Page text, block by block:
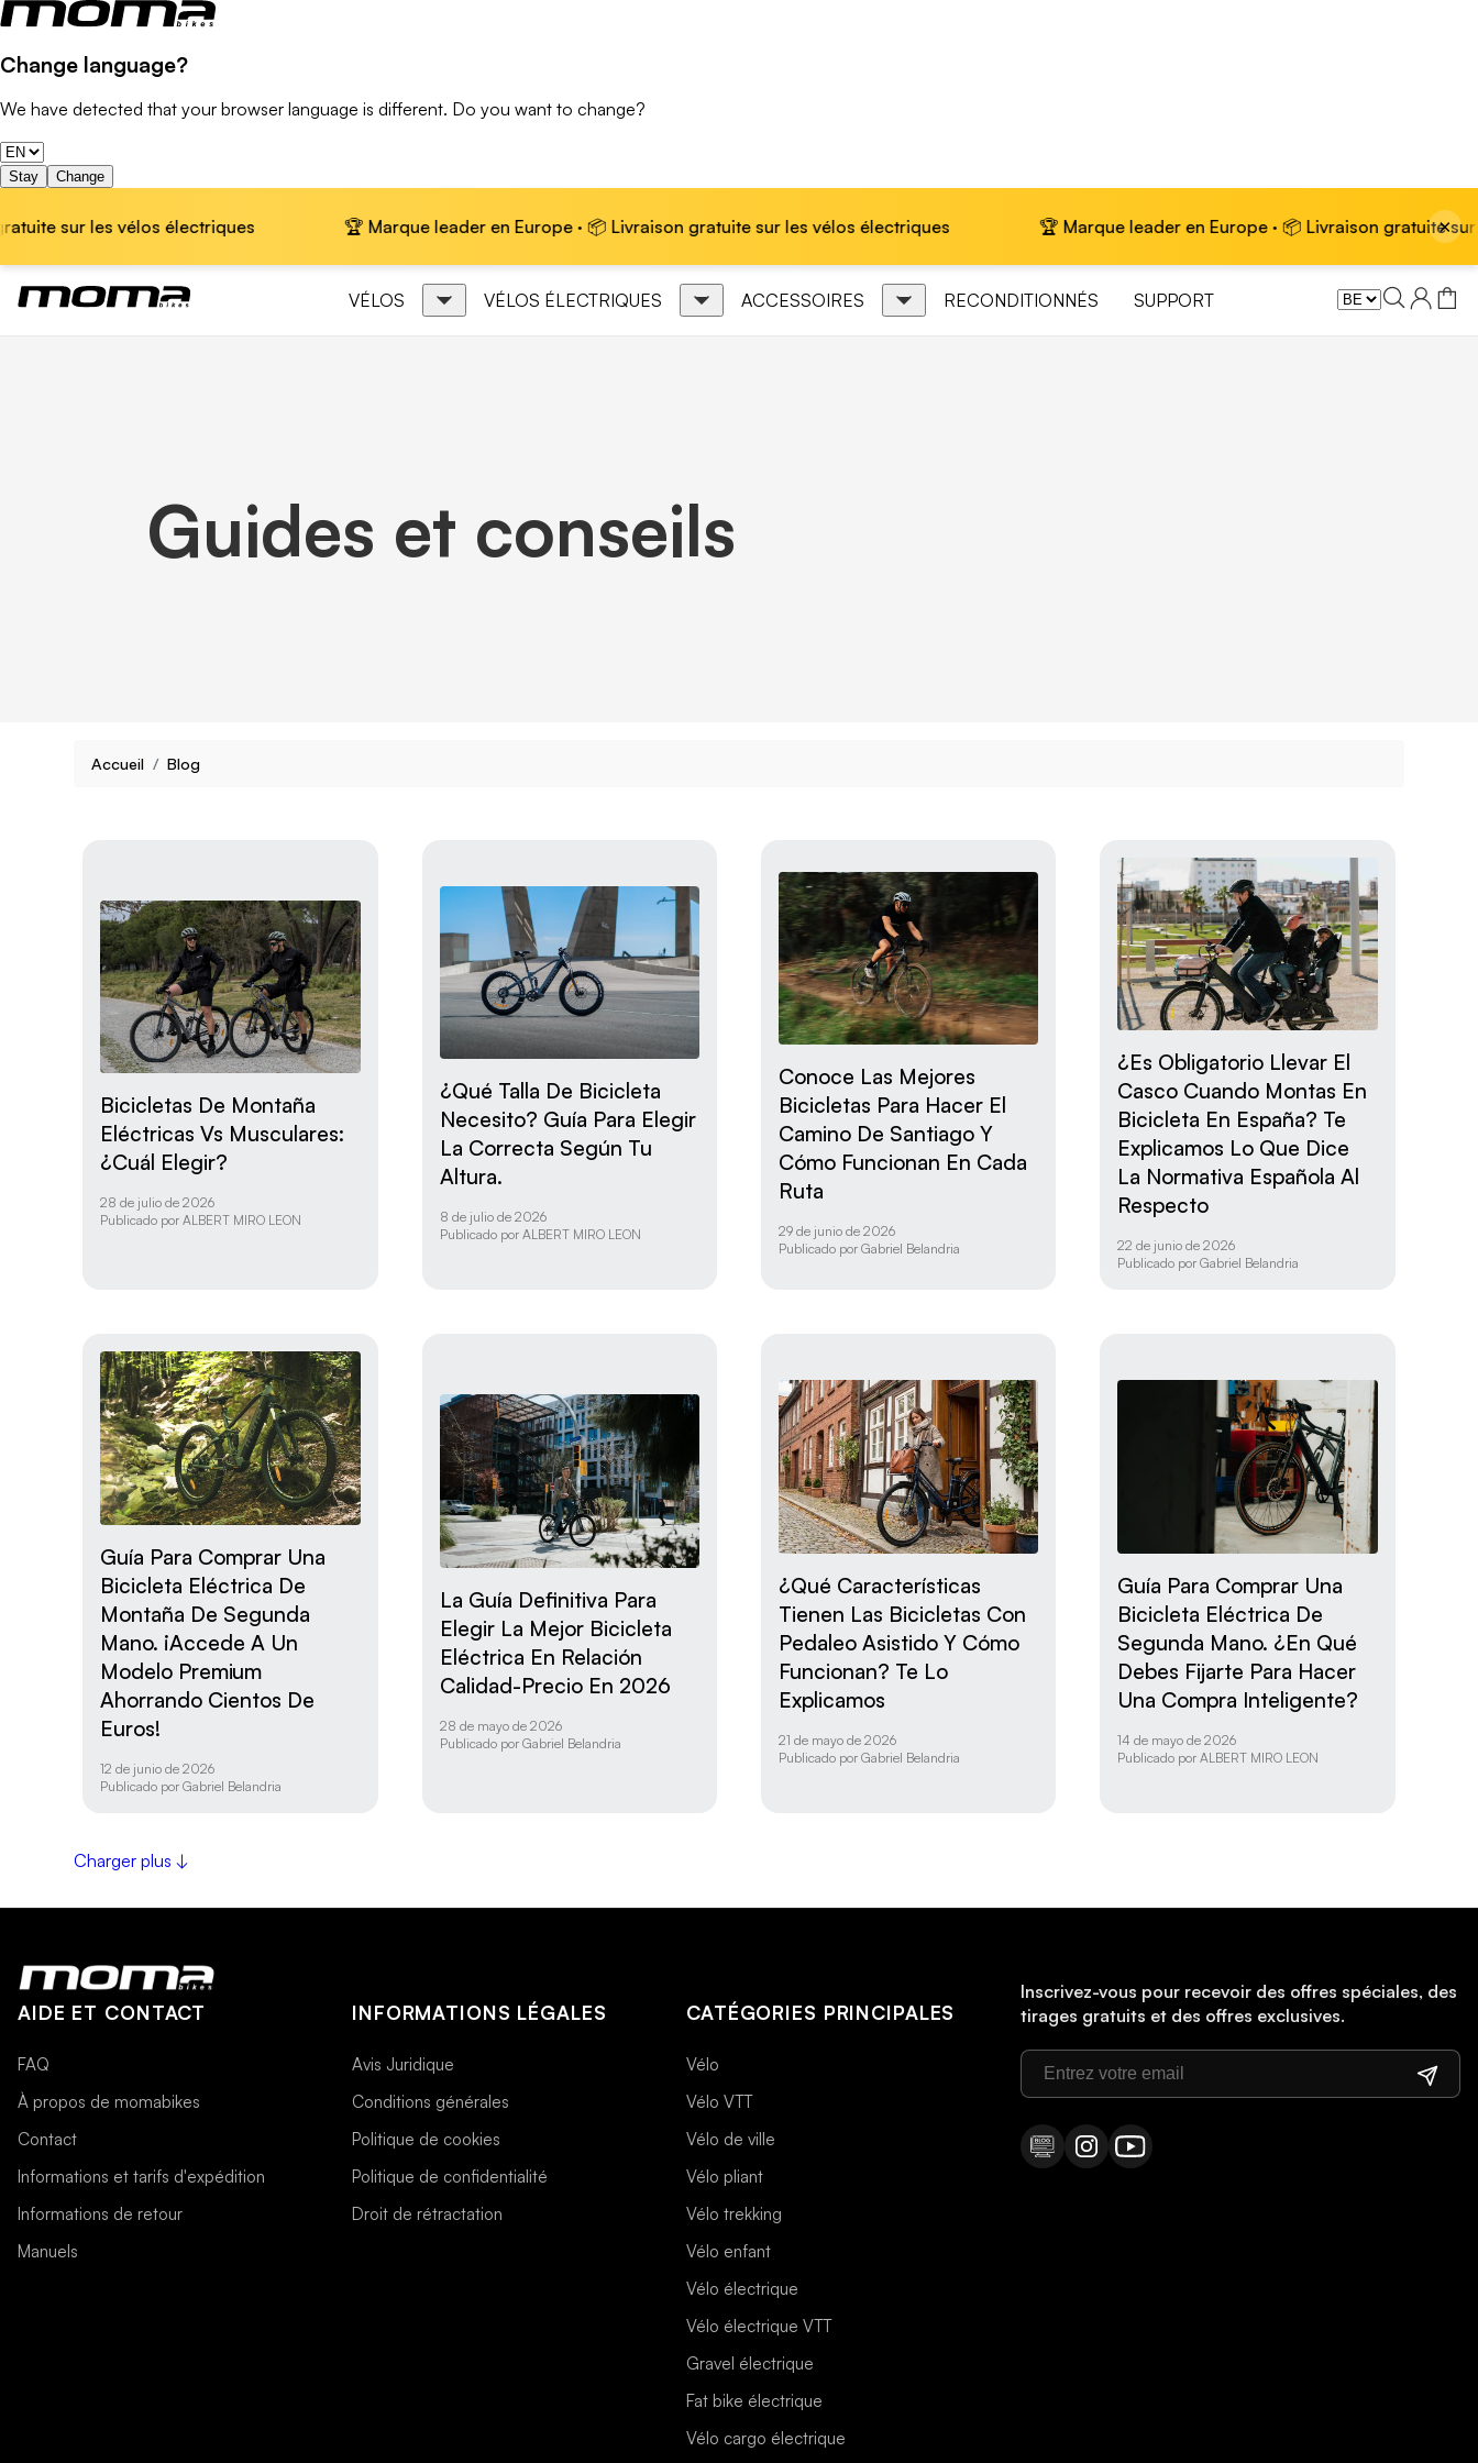
Change language?
We have detected that your browser language is different. Do you want to change?
Stay Change
les vélos électriques 🏆 Marque leader en Europe · 📦 Livraison gratuite sur les vélos électriques 🏆 Marque leader en Europe · 📦 Livraison gratuite sur les
×
VÉLOS VÉLOS ÉLECTRIQUES ACCESSOIRES RECONDITIONNÉS SUPPORT
Guides et conseils
Accueil Blog
Bicicletas De Montaña
Eléctricas Vs Musculares:
¿Cuál Elegir?
28 de julio de 2026
Publicado porALBERT MIRO LEON
¿Qué Talla De Bicicleta
Necesito? Guía Para Elegir
La Correcta Según Tu
Altura.
8 de julio de 2026
Publicado por ALBERT MIRO LEON
Conoce Las Mejores
Bicicletas Para Hacer El
Camino De Santiago Y
Cómo Funcionan En Cada
Ruta
29 de junio de 2026
Publicado por Gabriel Belandria
¿Es Obligatorio Llevar El
Casco Cuando Montas En
Bicicleta En España? Te
Explicamos Lo Que Dice
La Normativa Española Al
Respecto
22 de junio de 2026
Publicado porGabriel Belandria
Guía Para Comprar Una
Bicicleta Eléctrica De
Montaña De Segunda
Mano. ¡Accede A Un
Modelo Premium
Ahorrando Cientos De
Euros!
12 de junio de 2026
Publicado porGabriel Belandria
La Guía Definitiva Para
Elegir La Mejor Bicicleta
Eléctrica En Relación
Calidad-Precio En 2026
28 de mayo de 2026
Publicado por Gabriel Belandria
¿Qué Características
Tienen Las Bicicletas Con
Pedaleo Asistido Y Cómo
Funcionan? Te Lo
Explicamos
21 de mayo de 2026
Publicado por Gabriel Belandria
Guía Para Comprar Una
Bicicleta Eléctrica De
Segunda Mano. ¿En Qué
Debes Fijarte Para Hacer
Una Compra Inteligente?
14 de mayo de 2026
Publicado porALBERT MIRO LEON
Charger plus ↓
AIDE ET CONTACT
FAQ
À propos de momabikes
Contact
Informations et tarifs d'expédition
Informations de retour
Manuels
INFORMATIONS LÉGALES
Avis Juridique
Conditions générales
Politique de cookies
Politique de confidentialité
Droit de rétractation
CATÉGORIES PRINCIPALES
Vélo
Vélo VTT
Vélo de ville
Vélo pliant
Vélo trekking
Vélo enfant
Vélo électrique
Vélo électrique VTT
Gravel électrique
Fat bike électrique
Vélo cargo électrique
Inscrivez-vous pour recevoir des offres spéciales, des
tirages gratuits et des offres exclusives.